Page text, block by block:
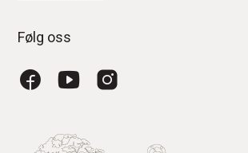
Følg oss
FacebookYouTube